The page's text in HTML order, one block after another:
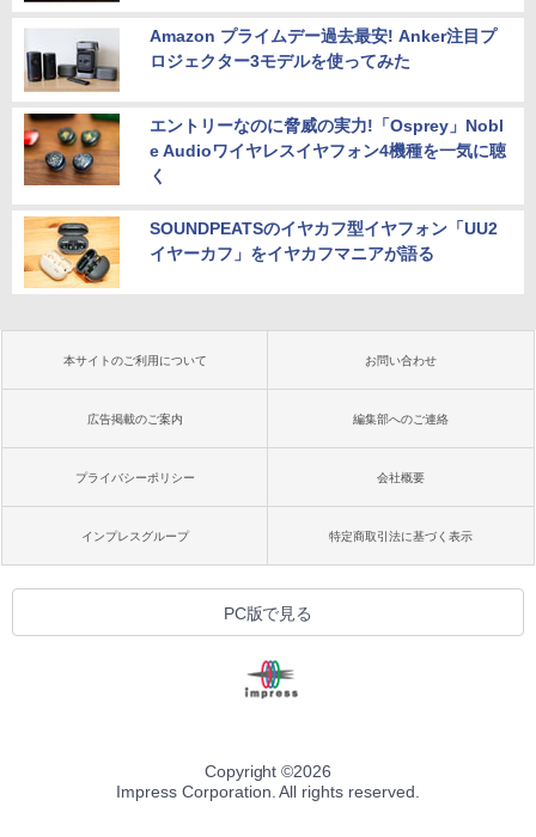
Amazon プライムデー過去最安! Anker注目プ
ロジェクター3モデルを使ってみた
エントリーなのに脅威の実力!「Osprey」Nobl
e Audioワイヤレスイヤフォン4機種を一気に聴
く
SOUNDPEATSのイヤカフ型イヤフォン「UU2
イヤーカフ」をイヤカフマニアが語る
本サイトのご利用について お問い合わせ
広告掲載のご案内 編集部へのご連絡
プライバシーポリシー 会社概要
インプレスグループ 特定商取引法に基づく表示
PC版で見る
Copyright ©2026
Impress Corporation. All rights reserved.